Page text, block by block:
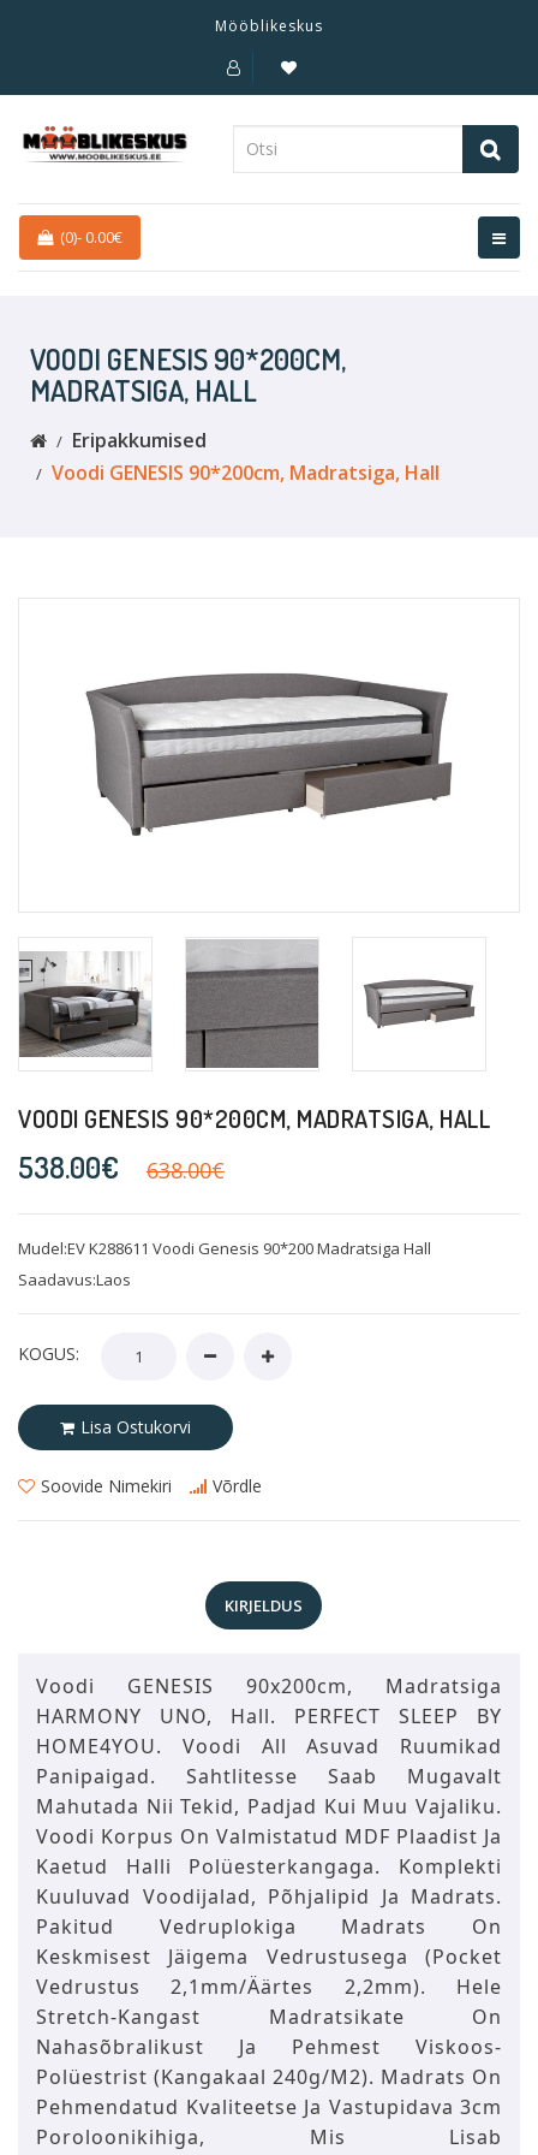
Mööblikeskus
(0)-0.00€
VOODI GENESIS 90*200CM,
MADRATSIGA, HALL
Eripakkumised
Voodi GENESIS 90*200cm, Madratsiga, Hall
VOODI GENESIS 90*200CM, MADRATSIGA, HALL
538.00€ 638.00€
Mudel:EV K288611 Voodi Genesis 90*200 Madratsiga Hall
Saadavus:Laos
KOGUS:
Lisa Ostukorvi
Soovide Nimekiri Võrdle
KIRJELDUS
Voodi GENESIS 90x200cm, Madratsiga
HARMONY UNO, Hall. PERFECT SLEEP BY
HOME4YOU. Voodi All Asuvad Ruumikad
Panipaigad. Sahtlitesse Saab Mugavalt
Mahutada Nii Tekid, Padjad Kui Muu Vajaliku.
Voodi Korpus On Valmistatud MDF Plaadist Ja
Kaetud Halli Polüesterkangaga. Komplekti
Kuuluvad Voodijalad, Põhjalipid Ja Madrats.
Pakitud Vedruplokiga Madrats On
Keskmisest Jäigema Vedrustusega (pocket
Vedrustus 2,1mm/äärtes 2,2mm). Hele
Stretch-Kangast Madratsikate On
Nahasõbralikust Ja Pehmest Viskoos-
Polüestrist (kangakaal 240g/m2). Madrats On
Pehmendatud Kvaliteetse Ja Vastupidava 3cm
Poroloonikihiga, Mis Lisab